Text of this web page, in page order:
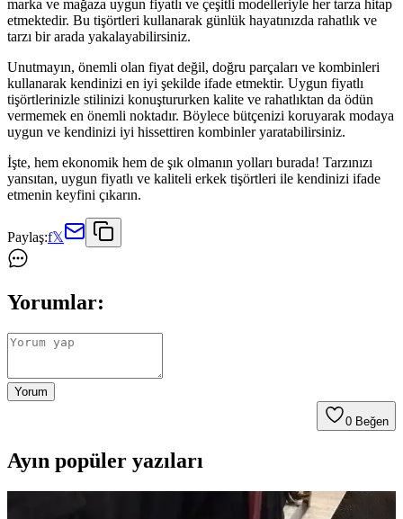
marka ve mağaza uygun fiyatlı ve çeşitli modelleriyle her tarza hitap
etmektedir. Bu tişörtleri kullanarak günlük hayatınızda rahatlık ve
tarzı bir arada yakalayabilirsiniz.
Unutmayın, önemli olan fiyat değil, doğru parçaları ve kombinleri
kullanarak kendinizi en iyi şekilde ifade etmektir. Uygun fiyatlı
tişörtlerinizle stilinizi konuştururken kalite ve rahatlıktan da ödün
vermemek en önemli noktadır. Böylece bütçenizi koruyarak modaya
uygun ve kendinizi iyi hissettiren kombinler yaratabilirsiniz.
İşte, hem ekonomik hem de şık olmanın yolları burada! Tarzınızı
yansıtan, uygun fiyatlı ve kaliteli erkek tişörtleri ile kendinizi ifade
etmenin keyfini çıkarın.
Paylaş:f𝕏
Yorumlar:
Yorum
0 Beğen
Ayın popüler yazıları